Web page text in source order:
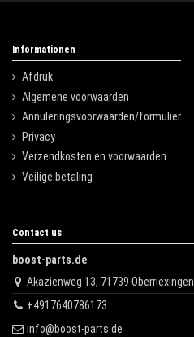
Informationen
Afdruk
Algemene voorwaarden
Annuleringsvoorwaarden/formulier
Privacy
Verzendkosten en voorwaarden
Veilige betaling
Contact us
boost-parts.de
Akazienweg 13, 71739 Oberriexingen
+4917640786173
info@boost-parts.de